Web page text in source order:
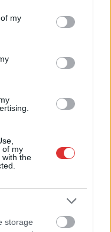
You may click to
third-party tags to
in below Google
my
of my
with the
storage
éppen a
órákon át, a
eseménysorozat
mindenkiben élénk
meg, amikor is az
Országos
Szolgálatot
eséllyel vihart jósolt
azonban elkerülte a